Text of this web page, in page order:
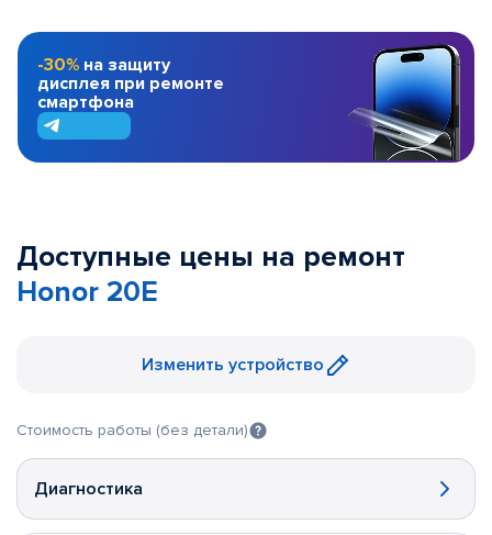
-30% на защиту
дисплея при ремонте
смартфона
Доступные цены на ремонт
Honor 20E
Изменить устройство
Стоимость работы (без детали)
Диагностика